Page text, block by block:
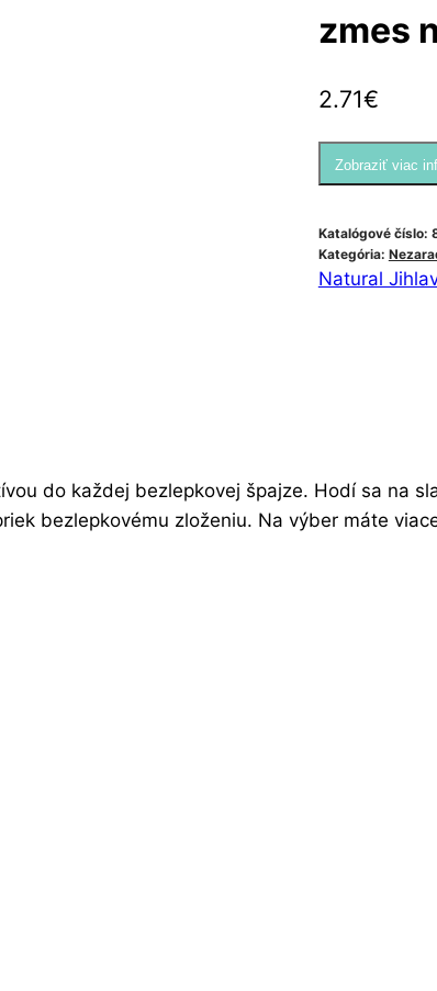
zmes
2.71€
Zobraziť viac
Katalógové číslo:
Kategória:
Natural
do každej bezlepkovej špajze. Hodí sa na
bezlepkovému zloženiu. Na výber máte